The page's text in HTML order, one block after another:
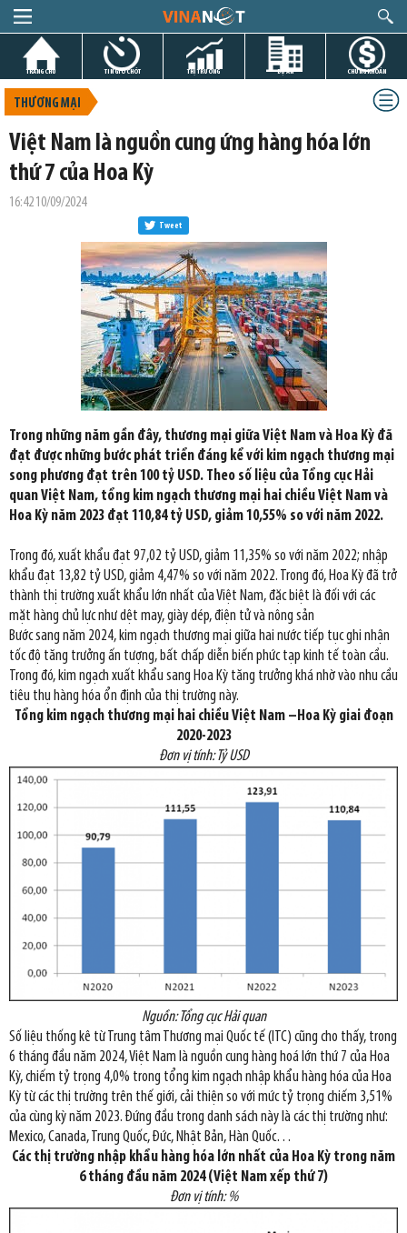
TRANG CHỦ TIN GIỜ CHÓT THỊ TRƯỜNG DỰ ÁN CHỨNG KHOÁN
THƯƠNG MẠI
Việt Nam là nguồn cung ứng hàng hóa lớn
thứ 7 của Hoa Kỳ
16:42 10/09/2024
Tweet
Trong những năm gần đây, thương mại giữa Việt Nam và Hoa Kỳ đã
đạt được những bước phát triển đáng kể với kim ngạch thương mại
song phương đạt trên 100 tỷ USD. Theo số liệu của Tổng cục Hải
quan Việt Nam, tổng kim ngạch thương mại hai chiều Việt Nam và
Hoa Kỳ năm 2023 đạt 110,84 tỷ USD, giảm 10,55% so với năm 2022.
Trong đó, xuất khẩu đạt 97,02 tỷ USD, giảm 11,35% so với năm 2022; nhập
khẩu đạt 13,82 tỷ USD, giảm 4,47% so với năm 2022. Trong đó, Hoa Kỳ đã trở
thành thị trường xuất khẩu lớn nhất của Việt Nam, đặc biệt là đối với các
mặt hàng chủ lực như dệt may, giày dép, điện tử và nông sản
Bước sang năm 2024, kim ngạch thương mại giữa hai nước tiếp tục ghi nhận
tốc độ tăng trưởng ấn tượng, bất chấp diễn biến phức tạp kinh tế toàn cầu.
Trong đó, kim ngạch xuất khẩu sang Hoa Kỳ tăng trưởng khá nhờ vào nhu cầu
tiêu thụ hàng hóa ổn định của thị trường này.
Tổng kim ngạch thương mại hai chiều Việt Nam –Hoa Kỳ giai đoạn
2020-2023
Đơn vị tính: Tỷ USD
Nguồn: Tổng cục Hải quan
Số liệu thống kê từ Trung tâm Thương mại Quốc tế (ITC) cũng cho thấy, trong
6 tháng đầu năm 2024, Việt Nam là nguồn cung hàng hoá lớn thứ 7 của Hoa
Kỳ, chiếm tỷ trọng 4,0% trong tổng kim ngạch nhập khẩu hàng hóa của Hoa
Kỳ từ các thị trường trên thế giới, cải thiện so với mức tỷ trọng chiếm 3,51%
của cùng kỳ năm 2023. Đứng đầu trong danh sách này là các thị trường như:
Mexico, Canada, Trung Quốc, Đức, Nhật Bản, Hàn Quốc…
Các thị trường nhập khẩu hàng hóa lớn nhất của Hoa Kỳ trong năm
6 tháng đầu năm 2024 (Việt Nam xếp thứ 7)
Đơn vị tính: %